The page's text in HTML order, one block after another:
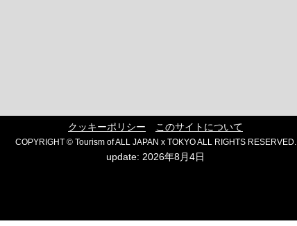
クッキーポリシー このサイトについて
COPYRIGHT © Tourism of ALL JAPAN x TOKYO ALL RIGHTS RESERVED.
update: 2026年8月4日